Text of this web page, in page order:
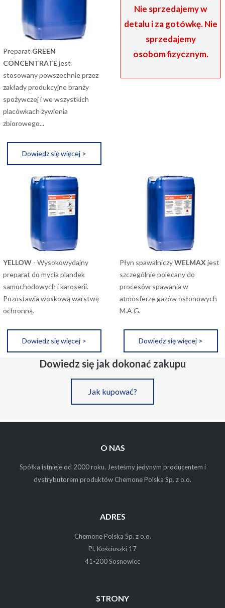
Preparat GREEN
CONCENTRATEjest
stosowany powszechnie przez
zakłady produkcyjne branży
spożywczej i we wszystkich
placówkach żywienia
zbiorowego...
Dowiedz się więcej >
Nie sprzedajemy w
detalu i za gotówkę. Nie
sprzedajemy
osobom fizycznym.
YELLOW - Wysokowydajny
preparat do mycia plandek
samochodowych i karoserii.
Pozostawia woskową warstwę
ochronną.
Dowiedz się więcej >
Płyn spawalniczyWELMAX jest
szczególnie polecany do
procesów spawania w
atmosferze gazów osłonowych
M.A.G.
Dowiedz się więcej >
Dowiedz się jak dokonać zakupu
Jak kupować?
O NAS
Spółka istnieje od 2000 roku. Jesteśmy jedynym producentem i
dystrybutorem produktów Chemone Polska Sp. z o.o.
ADRES
Chemone Polska Sp. z o.o.
Pl. Kościuszki 17
41-200 Sosnowiec
STRONY